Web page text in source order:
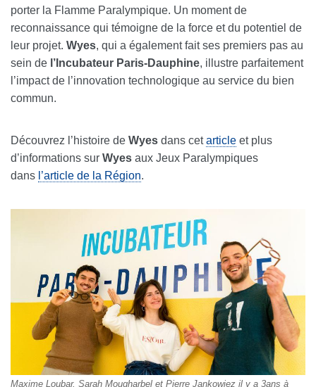
porter la Flamme Paralympique. Un moment de
reconnaissance qui témoigne de la force et du potentiel de
leur projet. Wyes, qui a également fait ses premiers pas au
sein de l’Incubateur Paris-Dauphine, illustre parfaitement
l’impact de l’innovation technologique au service du bien
commun.
Découvrez l’histoire de Wyes dans cetarticle et plus
d’informations sur Wyes aux Jeux Paralympiques
dans l’article de la Région.
Maxime Loubar, Sarah Mougharbel et Pierre Jankowiez il y a 3ans à